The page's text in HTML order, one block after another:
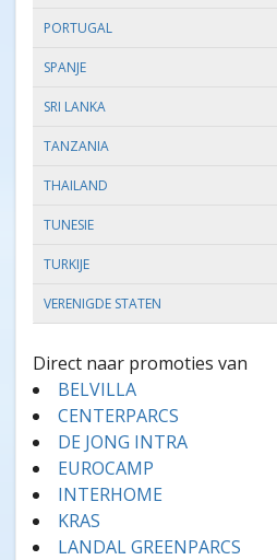
PORTUGAL
SPANJE
SRI LANKA
TANZANIA
THAILAND
TUNESIE
TURKIJE
VERENIGDE STATEN
Direct naar promoties van
BELVILLA
CENTERPARCS
DE JONG INTRA
EUROCAMP
INTERHOME
KRAS
LANDAL GREENPARCS